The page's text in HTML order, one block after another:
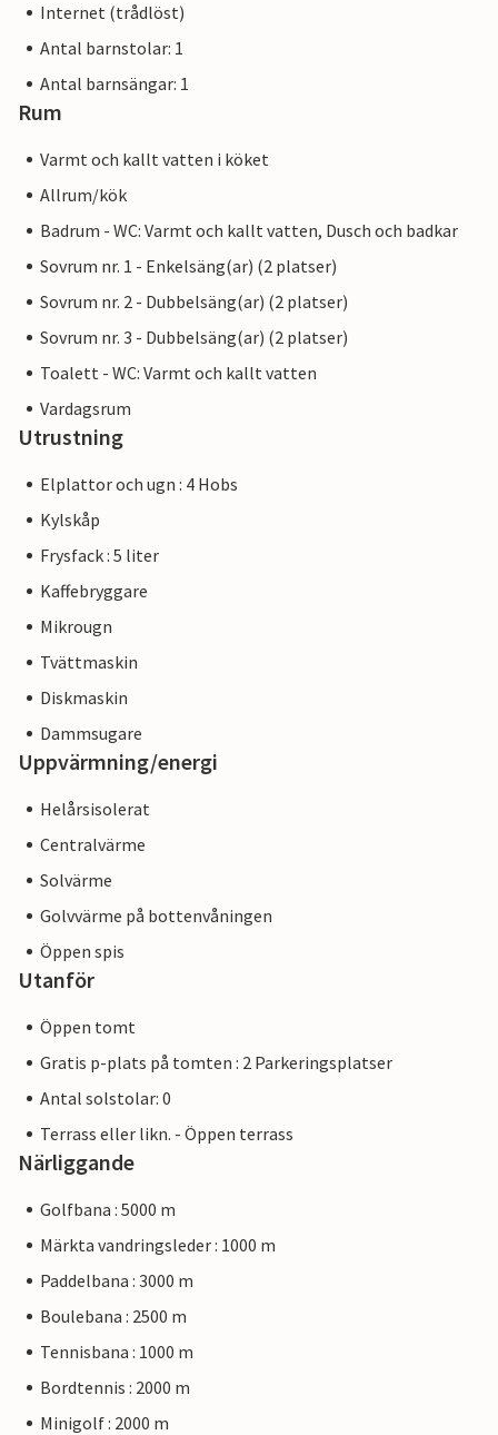
Internet (trådlöst)
Antal barnstolar: 1
Antal barnsängar: 1
Rum
Varmt och kallt vatten i köket
Allrum/kök
Badrum - WC: Varmt och kallt vatten, Dusch och badkar
Sovrum nr. 1 - Enkelsäng(ar) (2 platser)
Sovrum nr. 2 - Dubbelsäng(ar) (2 platser)
Sovrum nr. 3 - Dubbelsäng(ar) (2 platser)
Toalett - WC: Varmt och kallt vatten
Vardagsrum
Utrustning
Elplattor och ugn : 4 Hobs
Kylskåp
Frysfack : 5 liter
Kaffebryggare
Mikrougn
Tvättmaskin
Diskmaskin
Dammsugare
Uppvärmning/energi
Helårsisolerat
Centralvärme
Solvärme
Golvvärme på bottenvåningen
Öppen spis
Utanför
Öppen tomt
Gratis p-plats på tomten : 2 Parkeringsplatser
Antal solstolar: 0
Terrass eller likn. - Öppen terrass
Närliggande
Golfbana : 5000 m
Märkta vandringsleder : 1000 m
Paddelbana : 3000 m
Boulebana : 2500 m
Tennisbana : 1000 m
Bordtennis : 2000 m
Minigolf : 2000 m